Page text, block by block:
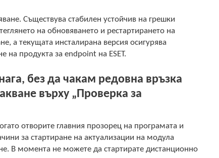
Съществува стабилен устойчив на грешки
на обновяването и рестартирането на
а текущата инсталирана версия осигурява
на продукта за endpoint на ESET.
без да чакам редовна връзка
върху „Проверка за
отворите главния прозорец на програмата и
за стартиране на актуализации на модула
В момента не можете да стартирате дистанционно